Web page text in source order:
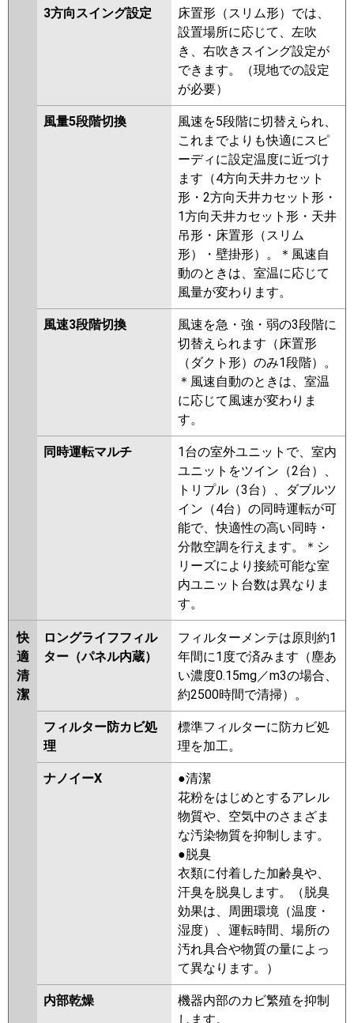
3方向スイング設定
床置形（スリム形）では、
設置場所に応じて、左吹
き、右吹きスイング設定が
できます。（現地での設定
が必要）
風量5段階切換
風速を5段階に切替えられ、
これまでよりも快適にスピ
ーディに設定温度に近づけ
ます（4方向天井カセット
形・2方向天井カセット形・
1方向天井カセット形・天井
吊形・床置形（スリム
形）・壁掛形）。＊風速自
動のときは、室温に応じて
風量が変わります。
風速3段階切換
風速を急・強・弱の3段階に
切替えられます（床置形
（ダクト形）のみ1段階）。
＊風速自動のときは、室温
に応じて風速が変わりま
す。
同時運転マルチ
1台の室外ユニットで、室内
ユニットをツイン（2台）、
トリプル（3台）、ダブルツ
イン（4台）の同時運転が可
能で、快適性の高い同時・
分散空調を行えます。＊シ
リーズにより接続可能な室
内ユニット台数は異なりま
す。
快
適
清
潔
ロングライフフィル
ター（パネル内蔵）
フィルターメンテは原則約1
年間に1度で済みます（塵あ
い濃度0.15mg／m3の場合、
約2500時間で清掃）。
フィルター防カビ処
理
標準フィルターに防カビ処
理を加工。
ナノイーX
●清潔
花粉をはじめとするアレル
物質や、空気中のさまざま
な汚染物質を抑制します。
●脱臭
衣類に付着した加齢臭や、
汗臭を脱臭します。（脱臭
効果は、周囲環境（温度・
湿度）、運転時間、場所の
汚れ具合や物質の量によっ
て異なります。）
内部乾燥
機器内部のカビ繁殖を抑制
します。